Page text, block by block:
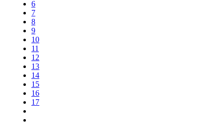
6
7
8
9
10
11
12
13
14
15
16
17